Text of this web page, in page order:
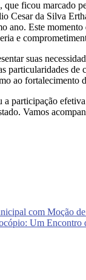
ficou marcado
Cesar da Silva
ano. Este
e
suas
particularidades
ao
participação
Vamos
com Moção
Um Encontro